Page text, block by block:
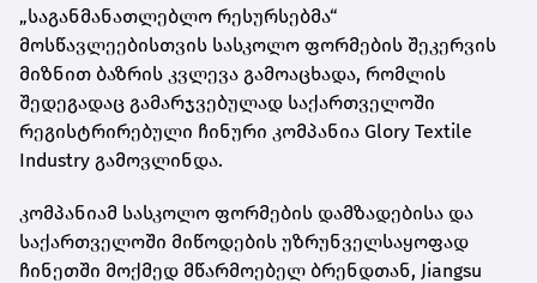
„საგანმანათლებლო რესურსებმა“
მოსწავლეებისთვის სასკოლო ფორმების შეკერვის
მიზნით ბაზრის კვლევა გამოაცხადა, რომლის
შედეგადაც გამარჯვებულად საქართველოში
რეგისტრირებული ჩინური კომპანია Glory Textile
Industry გამოვლინდა.
კომპანიამ სასკოლო ფორმების დამზადებისა და
საქართველოში მიწოდების უზრუნველსაყოფად
ჩინეთში მოქმედ მწარმოებელ ბრენდთან, Jiangsu